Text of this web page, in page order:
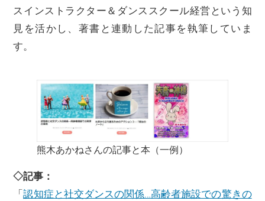
スインストラクター＆ダンススクール経営という知
見を活かし、著書と連動した記事を執筆していま
す。
熊木あかねさんの記事と本（一例）
◇記事：
「認知症と社交ダンスの関係…高齢者施設での驚きの